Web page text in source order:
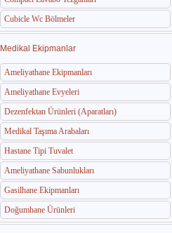
Cubicle Wc Bölmeler
Medikal Ekipmanlar
Ameliyathane Ekipmanları
Ameliyathane Evyeleri
Dezenfektan Ürünleri (Aparatları)
Medikal Taşıma Arabaları
Hastane Tipi Tuvalet
Ameliyathane Sabunlukları
Gasilhane Ekipmanları
Doğumhane Ürünleri